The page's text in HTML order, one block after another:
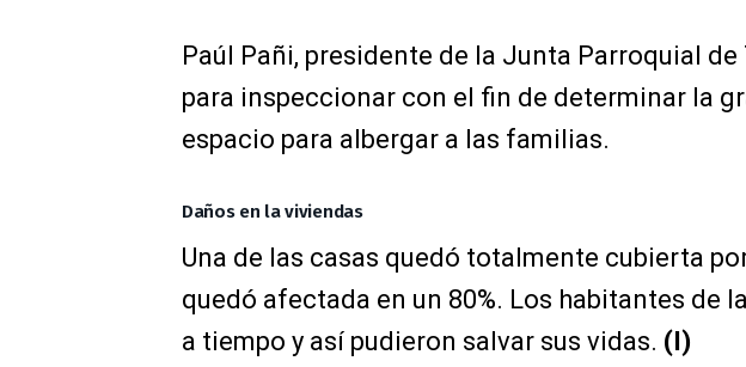
Paúl Pañi, presidente de la Junta Parroquial de
para inspeccionar con el fin de determinar la
espacio para albergar a las familias.
Daños en la viviendas
Una de las casas quedó totalmente cubierta
quedó afectada en un 80%. Los habitantes de
a tiempo y así pudieron salvar sus vidas. (I)